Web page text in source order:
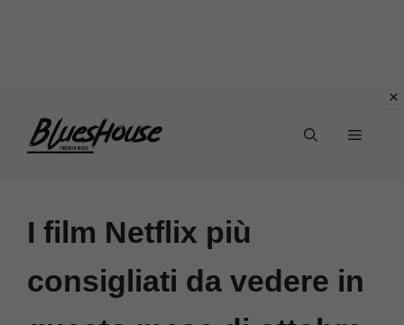
Menu
I film Netflix più
consigliati da vedere in